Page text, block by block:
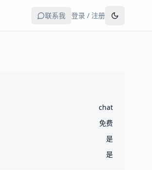
联系我 登录 / 注册
chat
免费
是
是